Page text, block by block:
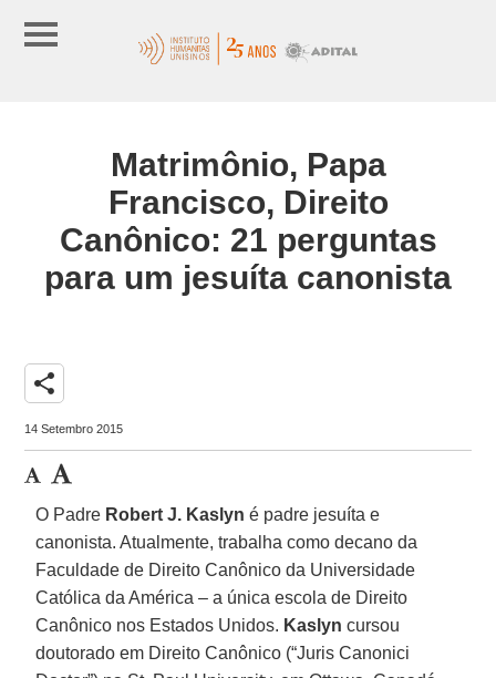
Matrimônio, Papa
Francisco, Direito
Canônico: 21 perguntas
para um jesuíta canonista
share
14 Setembro 2015
O Padre Robert J. Kaslyn é padre jesuíta e
canonista. Atualmente, trabalha como decano da
Faculdade de Direito Canônico da Universidade
Católica da América – a única escola de Direito
Canônico nos Estados Unidos. Kaslyn cursou
doutorado em Direito Canônico (“Juris Canonici